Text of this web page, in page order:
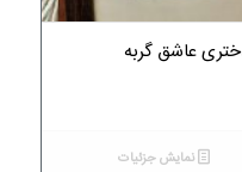
عاشق گربه
نمایش جزئیات